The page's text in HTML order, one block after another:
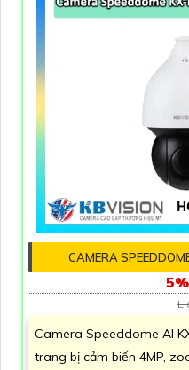
CAMERA
Camera Speeddome AI
trang bị cảm biến 4MP,